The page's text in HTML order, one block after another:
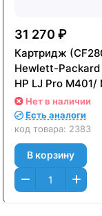
31 270 ₽
Картридж
Hewlett-
HP LJ Pro M401/
Черный (Black)
Оригинальный
Нет в наличии
Есть аналоги
код товара: 2383
В корзину